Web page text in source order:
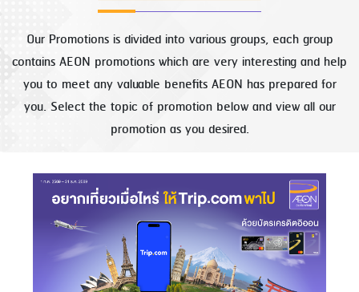
Our Promotions is divided into various groups, each group
contains AEON promotions which are very interesting and help
you to meet any valuable benefits AEON has prepared for
you. Select the topic of promotion below and view all our
promotion as you desired.